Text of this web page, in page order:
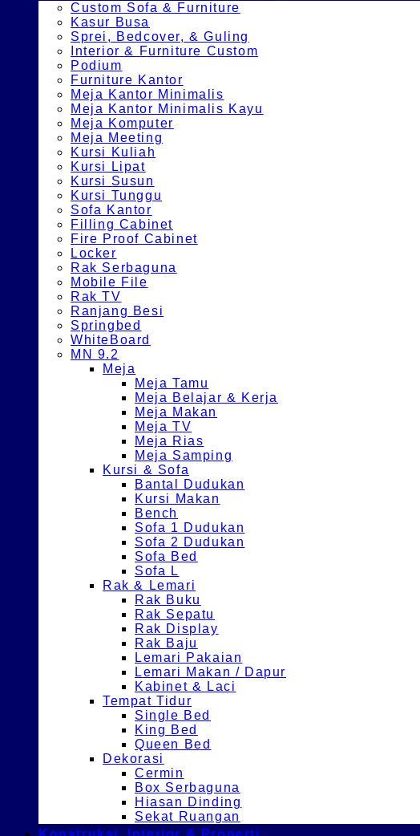
Custom Sofa & Furniture
Kasur Busa
Sprei, Bedcover, & Guling
Interior & Furniture Custom
Podium
Furniture Kantor
Meja Kantor Minimalis
Meja Kantor Minimalis Kayu
Meja Komputer
Meja Meeting
Kursi Kuliah
Kursi Lipat
Kursi Susun
Kursi Tunggu
Sofa Kantor
Filling Cabinet
Fire Proof Cabinet
Locker
Rak Serbaguna
Mobile File
Rak TV
Ranjang Besi
Springbed
WhiteBoard
MN 9.2
Meja
Meja Tamu
Meja Belajar & Kerja
Meja Makan
Meja TV
Meja Rias
Meja Samping
Kursi & Sofa
Bantal Dudukan
Kursi Makan
Bench
Sofa 1 Dudukan
Sofa 2 Dudukan
Sofa Bed
Sofa L
Rak & Lemari
Rak Buku
Rak Sepatu
Rak Display
Rak Baju
Lemari Pakaian
Lemari Makan / Dapur
Kabinet & Laci
Tempat Tidur
Single Bed
King Bed
Queen Bed
Dekorasi
Cermin
Box Serbaguna
Hiasan Dinding
Sekat Ruangan